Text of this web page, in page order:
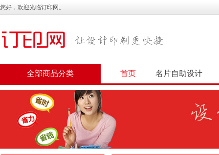
您好，欢迎光临订印网。
全部商品分类 首页 名片自助设计